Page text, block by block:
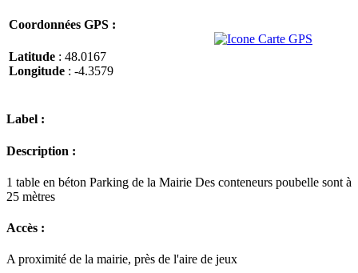
Coordonnées GPS :
Latitude : 48.0167
Longitude : -4.3579
Label :
Description :
1 table en béton Parking de la Mairie Des conteneurs poubelle sont à
25 mètres
Accès :
A proximité de la mairie, près de l'aire de jeux